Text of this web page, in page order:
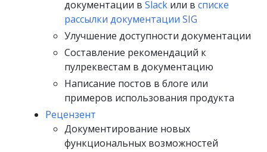
документации в Slack или в списке
рассылки документации SIG
Улучшение доступности документации
Составление рекомендаций к
пулреквестам в документацию
Написание постов в блоге или
примеров использования продукта
Рецензент
Документирование новых
функциональных возможностей